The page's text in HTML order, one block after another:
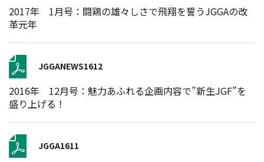
2017年 1月号：闘鶏の雄々しさで飛翔を誓うJGGAの改
革元年
JGGANEWS1612
2016年 12月号：魅力あふれる企画内容で”新生JGF”を
盛り上げる！
JGGA1611